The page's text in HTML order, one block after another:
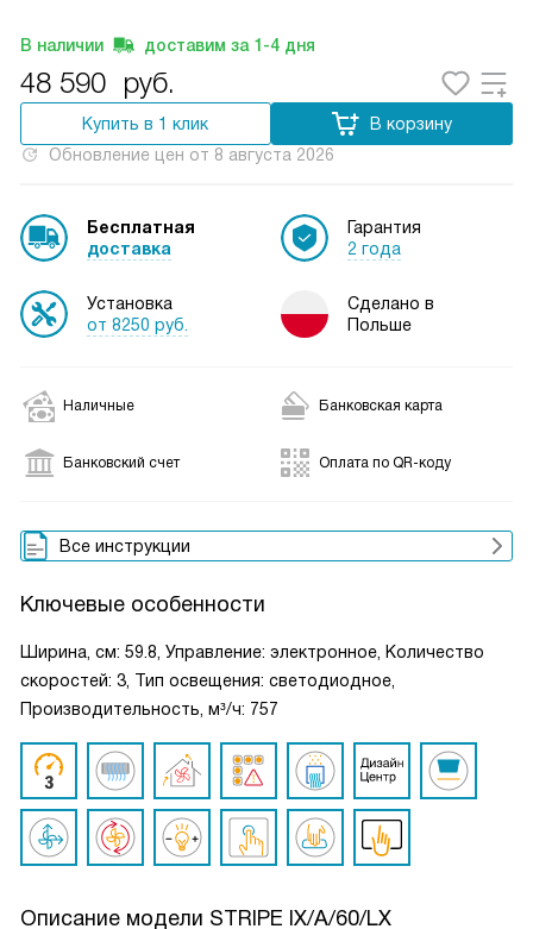
В наличии доставим за 1-4 дня
48 590 руб.
Купить в 1 клик
В корзину
Обновление цен от 8 августа 2026
Бесплатная
доставка
Установка
от 8250 руб.
Гарантия
2 года
Сделано в
Польше
Наличные Банковская карта
Банковский счет Оплата по QR-коду
Все инструкции
Ключевые особенности
Ширина, см: 59.8, Управление: электронное, Количество
скоростей: 3, Тип освещения: светодиодное,
Производительность, м³/ч: 757
Описание модели STRIPE IX/A/60/LX